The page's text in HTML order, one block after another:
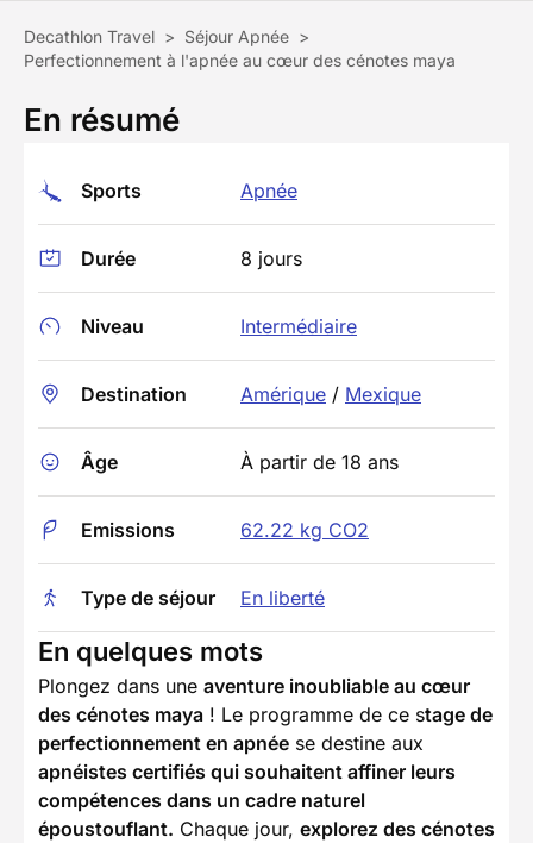
Decathlon Travel > Séjour Apnée >
Perfectionnement à l'apnée au cœur des cénotes maya
En résumé
Sports Apnée
Durée 8 jours
Niveau Intermédiaire
Destination Amérique / Mexique
Âge À partir de 18 ans
Emissions 62.22 kg CO2
Type de séjour En liberté
En quelques mots
Plongez dans une aventure inoubliable au cœur
des cénotes maya ! Le programme de ce stage de
perfectionnement en apnée se destine aux
apnéistes certifiés qui souhaitent affiner leurs
compétences dans un cadre naturel
époustouflant. Chaque jour, explorez des cénotes